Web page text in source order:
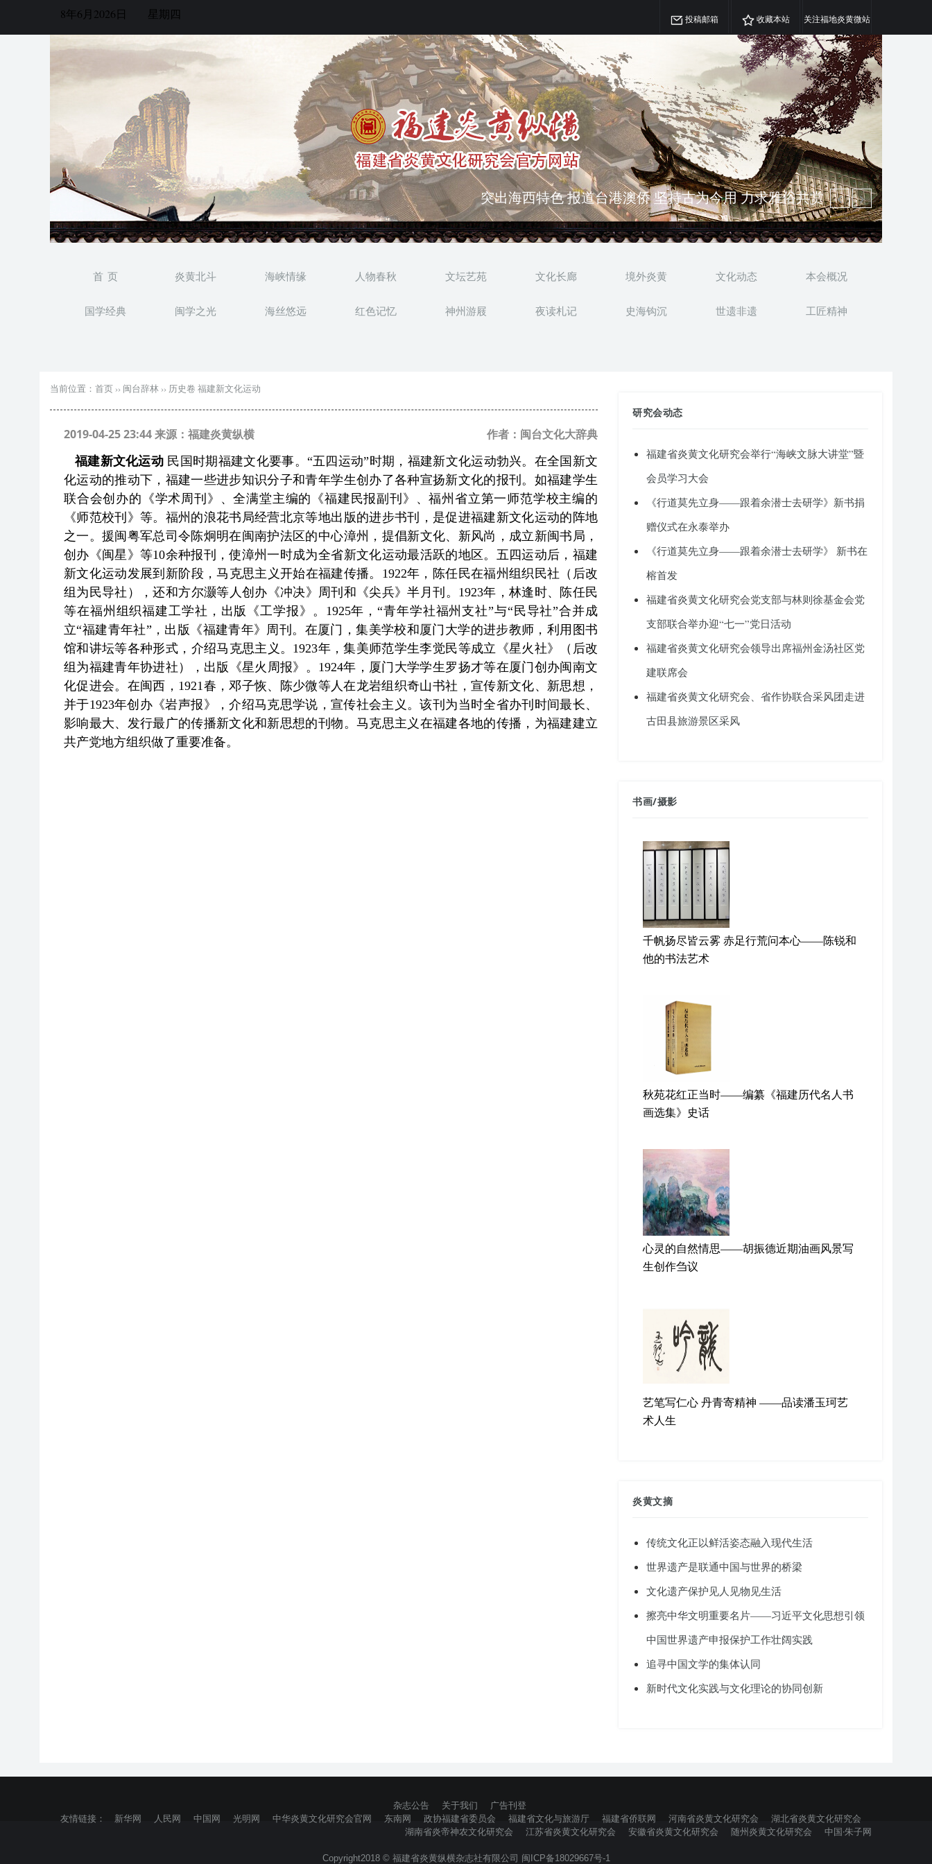
8年6月2026日 星期四 投稿邮箱 收藏本站 关注福地炎黄微站
突出海西特色 报道台港澳侨 坚持古为今用 力求雅俗共赏
弘扬优秀文化 振奋民族精神 介绍民族瑰宝 宣传中华精英
首 页 炎黄北斗 海峡情缘 人物春秋 文坛艺苑 文化长廊 境外炎黄 文化动态 本会概况
国学经典 闽学之光 海丝悠远 红色记忆 神州游屐 夜读札记 史海钩沉 世遗非遗 工匠精神
当前位置： 首页 ›› 闽台辞林 ›› 历史卷 福建新文化运动
2019-04-25 23:44 来源：福建炎黄纵横 作者：闽台文化大辞典
福建新文化运动 民国时期福建文化要事。“五四运动”时期，福建新文化运动勃兴。在全国新文
化运动的推动下，福建一些进步知识分子和青年学生创办了各种宣扬新文化的报刊。如福建学生
联合会创办的《学术周刊》、全满堂主编的《福建民报副刊》、福州省立第一师范学校主编的
《师范校刊》等。福州的浪花书局经营北京等地出版的进步书刊，是促进福建新文化运动的阵地
之一。援闽粤军总司令陈炯明在闽南护法区的中心漳州，提倡新文化、新风尚，成立新闽书局，
创办《闽星》等10余种报刊，使漳州一时成为全省新文化运动最活跃的地区。五四运动后，福建
新文化运动发展到新阶段，马克思主义开始在福建传播。1922年，陈任民在福州组织民社（后改
组为民导社），还和方尔灏等人创办《冲决》周刊和《尖兵》半月刊。1923年，林逢时、陈任民
等在福州组织福建工学社，出版《工学报》。1925年，“青年学社福州支社”与“民导社”合并成
立“福建青年社”，出版《福建青年》周刊。在厦门，集美学校和厦门大学的进步教师，利用图书
馆和讲坛等各种形式，介绍马克思主义。1923年，集美师范学生李觉民等成立《星火社》（后改
组为福建青年协进社），出版《星火周报》。1924年，厦门大学学生罗扬才等在厦门创办闽南文
化促进会。在闽西，1921春，邓子恢、陈少微等人在龙岩组织奇山书社，宣传新文化、新思想，
并于1923年创办《岩声报》，介绍马克思学说，宣传社会主义。该刊为当时全省办刊时间最长、
影响最大、发行最广的传播新文化和新思想的刊物。马克思主义在福建各地的传播，为福建建立
共产党地方组织做了重要准备。
研究会动态
福建省炎黄文化研究会举行“海峡文脉大讲堂”暨
会员学习大会
《行道莫先立身——跟着余潜士去研学》新书捐
赠仪式在永泰举办
《行道莫先立身——跟着余潜士去研学》 新书在
榕首发
福建省炎黄文化研究会党支部与林则徐基金会党
支部联合举办迎“七一”党日活动
福建省炎黄文化研究会领导出席福州金汤社区党
建联席会
福建省炎黄文化研究会、省作协联合采风团走进
古田县旅游景区采风
书画/摄影
千帆扬尽皆云雾 赤足行荒问本心——陈锐和
他的书法艺术
秋苑花红正当时——编纂《福建历代名人书
画选集》史话
心灵的自然情思——胡振德近期油画风景写
生创作刍议
艺笔写仁心 丹青寄精神 ——品读潘玉珂艺
术人生
炎黄文摘
传统文化正以鲜活姿态融入现代生活
世界遗产是联通中国与世界的桥梁
文化遗产保护见人见物见生活
擦亮中华文明重要名片——习近平文化思想引领
中国世界遗产申报保护工作壮阔实践
追寻中国文学的集体认同
新时代文化实践与文化理论的协同创新
杂志公告 关于我们
广告刊登
友情链接：
新华网 人民网 中国网 光明网 中华炎黄文化研究会官网 东南网 政协福建省委员会 福建省文化与旅游厅 福建省侨联网 河南省炎黄文化研究会
湖北省炎黄文化研究会
湖南省炎帝神农文化研究会
江苏省炎黄文化研究会 安徽省炎黄文化研究会 随州炎黄文化研究会 中国·朱子网
Copyright2018 © 福建省炎黄纵横杂志社有限公司 闽ICP备18029667号-1